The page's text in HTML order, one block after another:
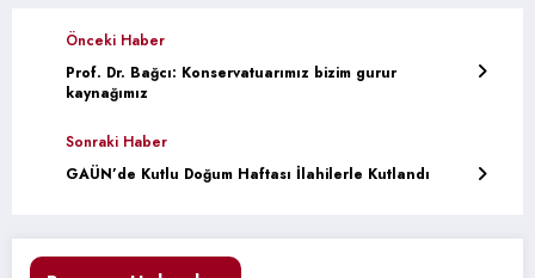
Önceki Haber
Prof. Dr. Bağcı: Konservatuarımız bizim gurur
kaynağımız
Sonraki Haber
GAÜN’de Kutlu Doğum Haftası İlahilerle Kutlandı